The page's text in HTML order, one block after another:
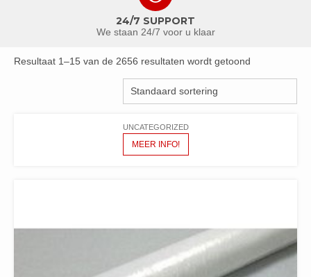
24/7 SUPPORT
We staan 24/7 voor u klaar
Resultaat 1–15 van de 2656 resultaten wordt getoond
UNCATEGORIZED
MEER INFO!